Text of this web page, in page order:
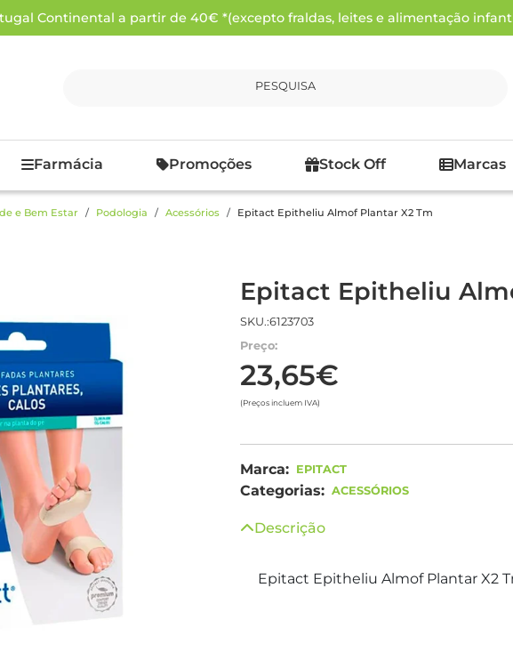
Continental a partir de 40€ *(excepto fraldas, leites e alimentação
PESQUISA
Farmácia Promoções Stock Off Marcas
e Bem Estar Podologia Acessórios Epitact Epitheliu Almof Plantar X2 Tm
Epitact Epitheliu
SKU.:6123703
Preço:
23,65€
(Preços incluem IVA)
Marca: EPITACT
Categorias: ACESSÓRIOS
Descrição
Epitact Epitheliu Almof Plantar X2